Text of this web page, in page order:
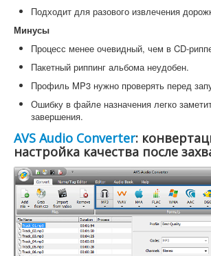
Подходит для разового извлечения
Минусы
Процесс менее очевидный, чем в CD-
Пакетный риппинг альбома неудобен.
Профиль MP3 нужно проверять перед
Ошибку в файле назначения легко
завершения.
AVS Audio Converter:
настройка качества после